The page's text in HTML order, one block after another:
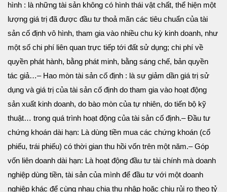
hình : là những tài sản không có hình thái vật chất, thể hiện một
lượng giá trị đã được đầu tư thoả mãn các tiêu chuẩn của tài
sản cố định vô hình, tham gia vào nhiều chu kỳ kinh doanh, như
một số chi phí liên quan trực tiếp tới đất sử dụng; chi phí về
quyền phát hành, bằng phát minh, bằng sáng chế, bản quyền
tác giả…– Hao mòn tài sản cố định : là sự giảm dần giá trị sử
dụng và giá trị của tài sản cố định do tham gia vào hoạt động
sản xuất kinh doanh, do bào mòn của tự nhiên, do tiến bộ kỹ
thuật… trong quá trình hoạt động của tài sản cố định.– Đầu tư
chứng khoán dài hạn: Là dùng tiền mua các chứng khoán (cổ
phiếu, trái phiếu) có thời gian thu hồi vốn trên một năm.– Góp
vốn liên doanh dài hạn: Là hoạt động đầu tư tài chính mà doanh
nghiệp dùng tiền, tài sản của mình để đầu tư với một doanh
nghiệp khác để cùng nhau chia thu nhập hoặc chịu rủi ro theo tỷ